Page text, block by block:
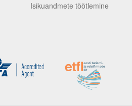
Isikuandmete töötlemine